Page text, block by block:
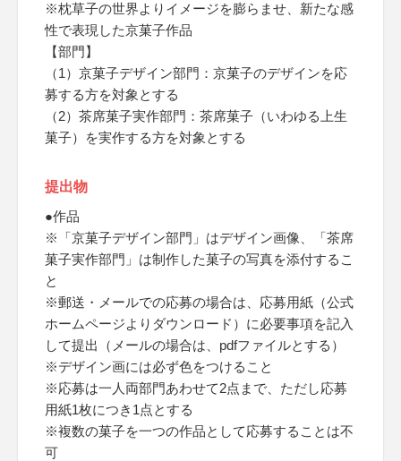
※枕草子の世界よりイメージを膨らませ、新たな感
性で表現した京菓子作品
【部門】
（1）京菓子デザイン部門：京菓子のデザインを応
募する方を対象とする
（2）茶席菓子実作部門：茶席菓子（いわゆる上生
菓子）を実作する方を対象とする
提出物
●作品
※「京菓子デザイン部門」はデザイン画像、「茶席
菓子実作部門」は制作した菓子の写真を添付するこ
と
※郵送・メールでの応募の場合は、応募用紙（公式
ホームページよりダウンロード）に必要事項を記入
して提出（メールの場合は、pdfファイルとする）
※デザイン画には必ず色をつけること
※応募は一人両部門あわせて2点まで、ただし応募
用紙1枚につき1点とする
※複数の菓子を一つの作品として応募することは不
可